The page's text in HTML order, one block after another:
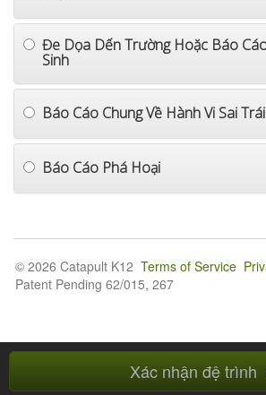
Đe Dọa Dến Trường Hoặc Báo
Sinh
Báo Cáo Chung Về Hành Vi Sai Trái
Báo Cáo Phá Hoại
Xác nhận đệ trình
© 2026 Catapult K12 Terms of Service
Patent Pending 62/015, 267